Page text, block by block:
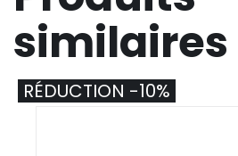
similaires
RÉDUCTION -10%